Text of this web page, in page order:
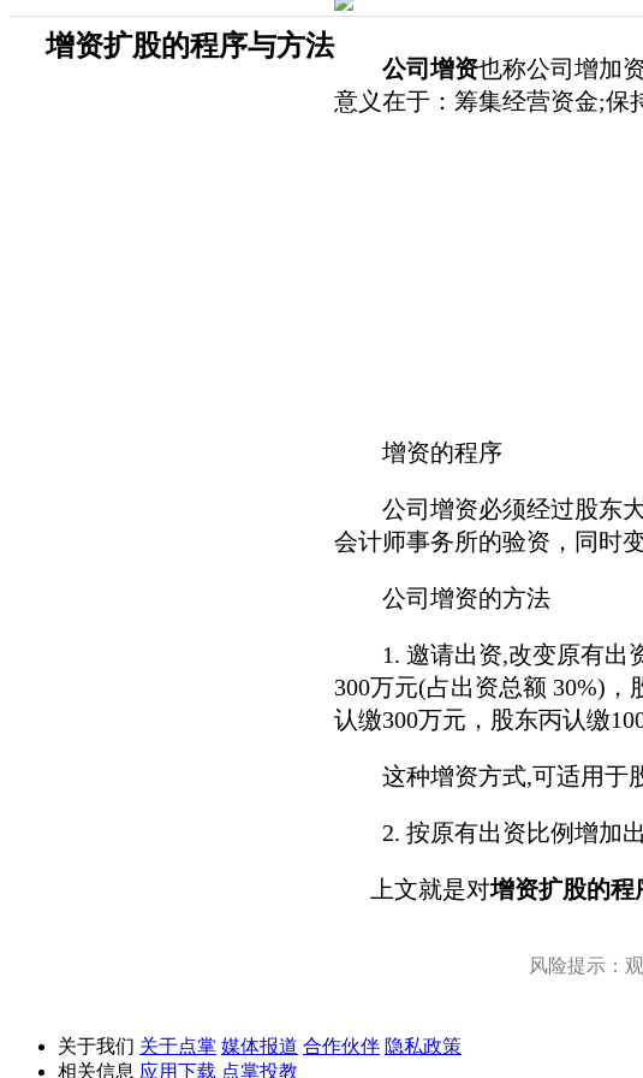
增资扩股的程序与方法
公司增资也称公司增加
意义在于：筹集经营资金;保
增资的程序
公司增资必须经过股东大
会计师事务所的验资，同时
公司增资的方法
1. 邀请出资,改变原有出资
300万元(占出资总额 30%)
认缴300万元，股东丙认缴
这种增资方式,可适用于股
2. 按原有出资比例增加出
上文就是对增资扩股的程
风险提示：
关于我们 关于点掌 媒体报道 合作伙伴 隐私政策
相关信息 应用下载 点掌投教